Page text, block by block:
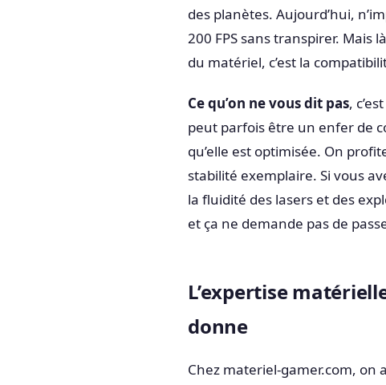
des planètes. Aujourd’hui,
200 FPS sans transpirer.
du matériel, c’est la
Ce qu’on ne vous dit pas,
peut parfois être un enfer de
qu’elle est optimisée. On
stabilité exemplaire. Si vous
la fluidité des lasers et des
et ça ne demande pas de
L’expertise
donne
Chez materiel-gamer.com, on